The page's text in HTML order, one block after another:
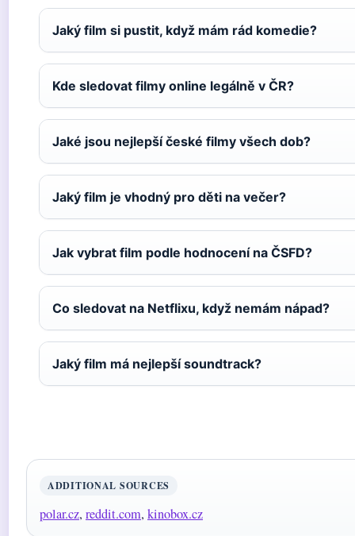
Jaký film si pustit, když mám rád komedie?
Kde sledovat filmy online legálně v ČR?
Jaké jsou nejlepší české filmy všech dob?
Jaký film je vhodný pro děti na večer?
Jak vybrat film podle hodnocení na ČSFD?
Co sledovat na Netflixu, když nemám nápad?
Jaký film má nejlepší soundtrack?
ADDITIONAL SOURCES
polar.cz, reddit.com, kinobox.cz